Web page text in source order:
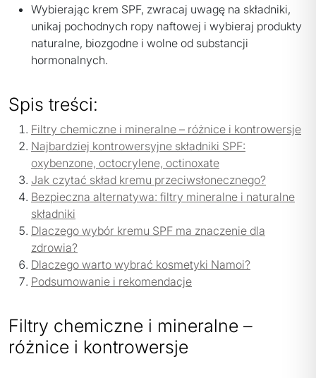
Wybierając krem SPF, zwracaj uwagę na składniki,
unikaj pochodnych ropy naftowej i wybieraj produkty
naturalne, biozgodne i wolne od substancji
hormonalnych.
Spis treści:
Filtry chemiczne i mineralne – różnice i kontrowersje
Najbardziej kontrowersyjne składniki SPF:
oxybenzone, octocrylene, octinoxate
Jak czytać skład kremu przeciwsłonecznego?
Bezpieczna alternatywa: filtry mineralne i naturalne
składniki
Dlaczego wybór kremu SPF ma znaczenie dla
zdrowia?
Dlaczego warto wybrać kosmetyki Namoi?
Podsumowanie i rekomendacje
Filtry chemiczne i mineralne –
różnice i kontrowersje